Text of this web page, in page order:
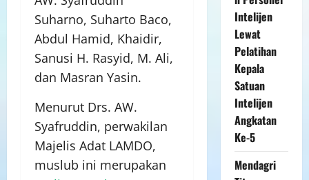
Suharno, Suharto Baco,
Abdul Hamid, Khaidir,
Sanusi H. Rasyid, M. Ali,
dan Masran Yasin.
Menurut Drs. AW.
Syafruddin, perwakilan
Majelis Adat LAMDO,
muslub ini merupakan
Intelijen
Lewat
Pelatihan
Kepala
Satuan
Intelijen
Angkatan
Ke-5
Mendagri